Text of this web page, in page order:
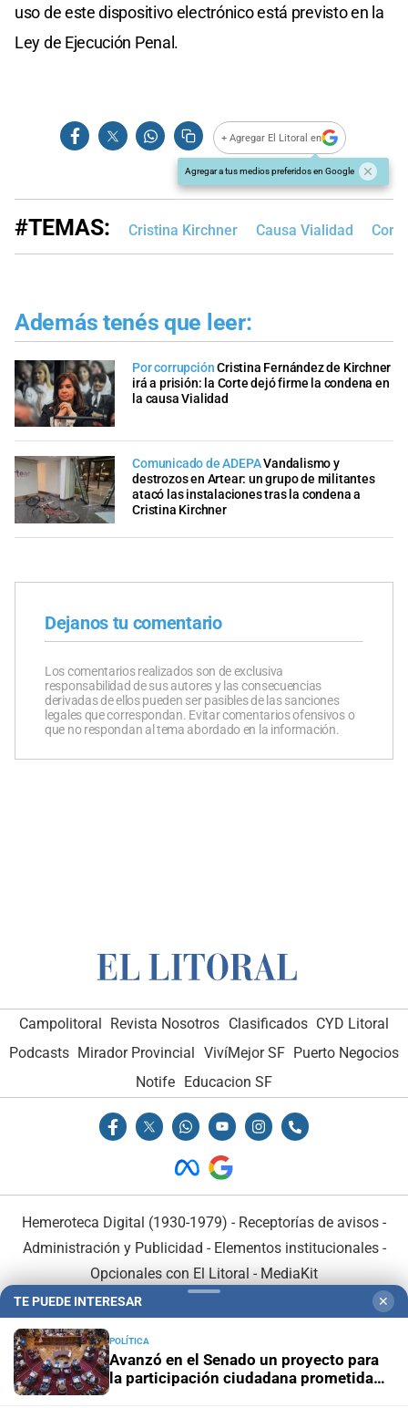
uso de este dispositivo electrónico está previsto en la
Ley de Ejecución Penal.
+ Agregar El Litoral en
Agregar a tus medios preferidos en Google
#TEMAS: Cristina Kirchner Causa Vialidad
Además tenés que leer:
Por corrupciónCristina Fernández de Kirchner
irá a prisión: la Corte dejó firme la condena en
la causa Vialidad
Comunicado de ADEPAVandalismo y
destrozos en Artear: un grupo de militantes
atacó las instalaciones tras la condena a
Cristina Kirchner
Dejanos tu comentario
Los comentarios realizados son de exclusiva
responsabilidad de sus autores y las consecuencias
derivadas de ellos pueden ser pasibles de las sanciones
legales que correspondan. Evitar comentarios ofensivos o
que no respondan al tema abordado en la información.
Campolitoral Revista Nosotros Clasificados CYD Litoral
Podcasts Mirador Provincial VivíMejor SF Puerto Negocios
Notife
Educacion SF
Hemeroteca Digital (1930-1979) - Receptorías de avisos -
Administración y Publicidad - Elementos institucionales-
Opcionales con El Litoral - MediaKit
TE PUEDE INTERESAR ✕
POLÍTICA
Avanzó en el Senado un proyecto para
la participación ciudadana prometida